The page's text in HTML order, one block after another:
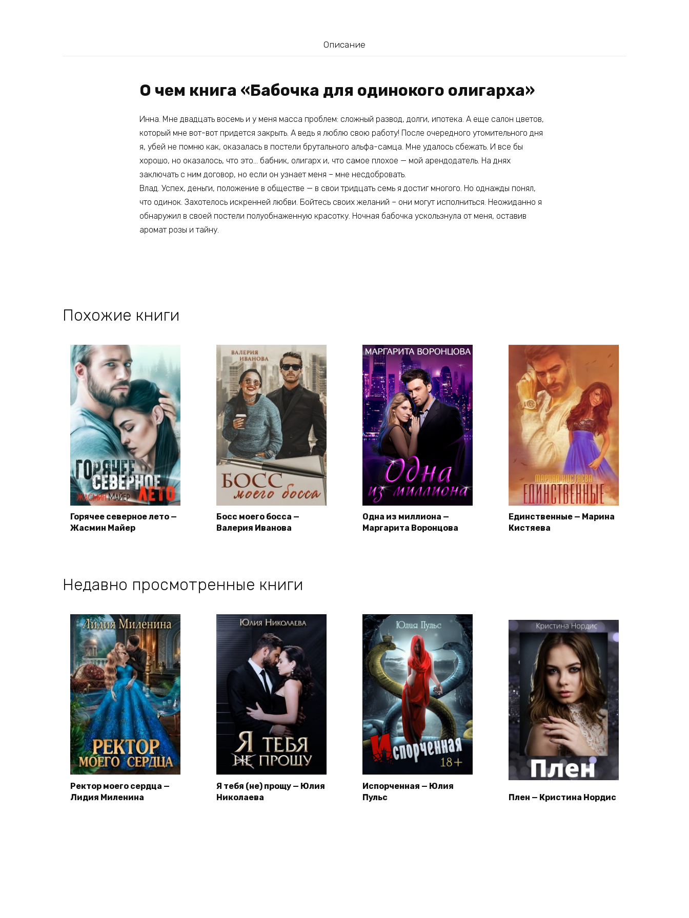
Описание
О чем книга «Бабочка для одинокого олигарха»
Инна. Мне двадцать восемь и у меня масса проблем: сложный развод, долги, ипотека. А еще салон цветов,
который мне вот-вот придется закрыть. А ведь я люблю свою работу! После очередного утомительного дня
я, убей не помню как, оказалась в постели брутального альфа-самца. Мне удалось сбежать. И все бы
хорошо, но оказалось, что это… бабник, олигарх и, что самое плохое — мой арендодатель. На днях
заключать с ним договор, но если он узнает меня – мне несдобровать.
Влад. Успех, деньги, положение в обществе — в свои тридцать семь я достиг многого. Но однажды понял,
что одинок. Захотелось искренней любви. Бойтесь своих желаний – они могут исполниться. Неожиданно я
обнаружил в своей постели полуобнаженную красотку. Ночная бабочка ускользнула от меня, оставив
аромат розы и тайну.
Похожие книги
Горячее северное лето —
Жасмин Майер
Босс моего босса —
Валерия Иванова
Одна из миллиона —
Маргарита Воронцова
Единственные — Марина
Кистяева
Недавно просмотренные книги
Ректор моего сердца —
Лидия Миленина
Я тебя (не) прощу — Юлия
Николаева
Испорченная — Юлия
Пульс
Плен — Кристина Нордис